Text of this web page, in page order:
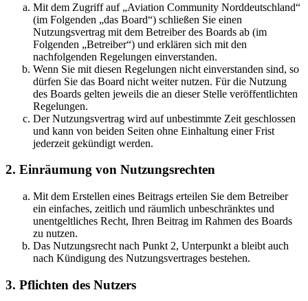
Mit dem Zugriff auf „Aviation Community Norddeutschland“
(im Folgenden „das Board“) schließen Sie einen
Nutzungsvertrag mit dem Betreiber des Boards ab (im
Folgenden „Betreiber“) und erklären sich mit den
nachfolgenden Regelungen einverstanden.
Wenn Sie mit diesen Regelungen nicht einverstanden sind, so
dürfen Sie das Board nicht weiter nutzen. Für die Nutzung
des Boards gelten jeweils die an dieser Stelle veröffentlichten
Regelungen.
Der Nutzungsvertrag wird auf unbestimmte Zeit geschlossen
und kann von beiden Seiten ohne Einhaltung einer Frist
jederzeit gekündigt werden.
2. Einräumung von Nutzungsrechten
Mit dem Erstellen eines Beitrags erteilen Sie dem Betreiber
ein einfaches, zeitlich und räumlich unbeschränktes und
unentgeltliches Recht, Ihren Beitrag im Rahmen des Boards
zu nutzen.
Das Nutzungsrecht nach Punkt 2, Unterpunkt a bleibt auch
nach Kündigung des Nutzungsvertrages bestehen.
3. Pflichten des Nutzers